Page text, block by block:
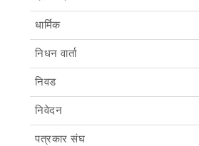
धार्मिक
निधन वार्ता
निवड
निवेदन
पत्रकार संघ